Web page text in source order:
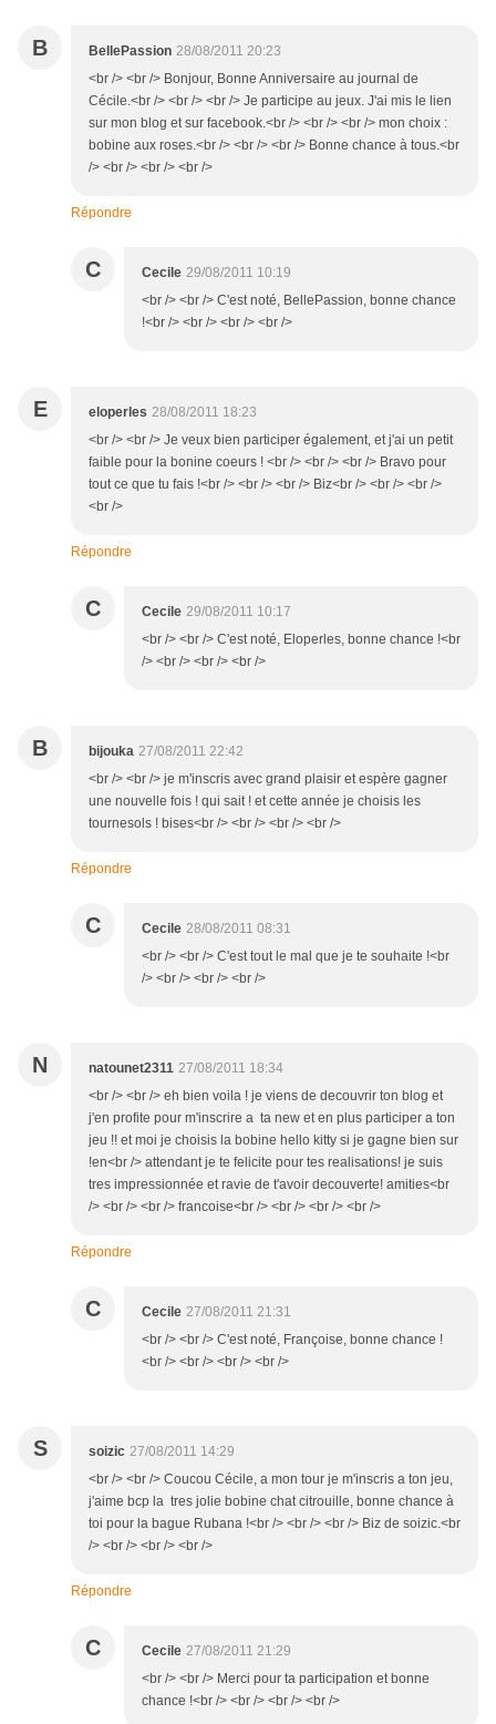
B BellePassion 28/08/2011 20:23
<br /> <br /> Bonjour, Bonne Anniversaire au journal de
Cécile.<br /> <br /> <br /> Je participe au jeux. J'ai mis le lien
sur mon blog et sur facebook.<br /> <br /> <br /> mon choix :
bobine aux roses.<br /> <br /> <br /> Bonne chance à tous.<br
/> <br /> <br /> <br />
Répondre
C Cecile 29/08/2011 10:19
<br /> <br /> C'est noté, BellePassion, bonne chance
!<br /> <br /> <br /> <br />
E eloperles 28/08/2011 18:23
<br /> <br /> Je veux bien participer également, et j'ai un petit
faible pour la bonine coeurs ! <br /> <br /> <br /> Bravo pour
tout ce que tu fais !<br /> <br /> <br /> Biz<br /> <br /> <br />
<br />
Répondre
C Cecile 29/08/2011 10:17
<br /> <br /> C'est noté, Eloperles, bonne chance !<br
/> <br /> <br /> <br />
B bijouka 27/08/2011 22:42
<br /> <br /> je m'inscris avec grand plaisir et espère gagner
une nouvelle fois ! qui sait ! et cette année je choisis les
tournesols ! bises<br /> <br /> <br /> <br />
Répondre
C Cecile 28/08/2011 08:31
<br /> <br /> C'est tout le mal que je te souhaite !<br
/> <br /> <br /> <br />
N natounet2311 27/08/2011 18:34
<br /> <br /> eh bien voila ! je viens de decouvrir ton blog et
j'en profite pour m'inscrire a ta new et en plus participer a ton
jeu !! et moi je choisis la bobine hello kitty si je gagne bien sur
!en<br /> attendant je te felicite pour tes realisations! je suis
tres impressionnée et ravie de t'avoir decouverte! amities<br
/> <br /> <br /> francoise<br /> <br /> <br /> <br />
Répondre
C Cecile 27/08/2011 21:31
<br /> <br /> C'est noté, Françoise, bonne chance !
<br /> <br /> <br /> <br />
S soizic 27/08/2011 14:29
<br /> <br /> Coucou Cécile, a mon tour je m'inscris a ton jeu,
j'aime bcp la tres jolie bobine chat citrouille, bonne chance à
toi pour la bague Rubana !<br /> <br /> <br /> Biz de soizic.<br
/> <br /> <br /> <br />
Répondre
C Cecile 27/08/2011 21:29
<br /> <br /> Merci pour ta participation et bonne
chance !<br /> <br /> <br /> <br />